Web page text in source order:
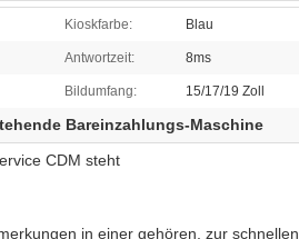
Kioskfarbe: Blau
Antwortzeit: 8ms
Bildumfang: 15/17/19 Zoll
Bareinzahlungs-Maschine
CDM steht
in einer gehören, zur schnellen